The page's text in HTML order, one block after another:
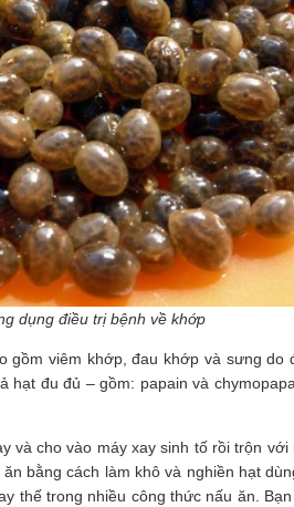
dụng điều trị bệnh về khớp
viêm khớp, đau khớp và sưng do
đu đủ – gồm: papain và
và cho vào máy xay sinh tố rồi trộn
bằng cách làm khô và nghiền hạt
thế trong nhiều công thức nấu ăn.